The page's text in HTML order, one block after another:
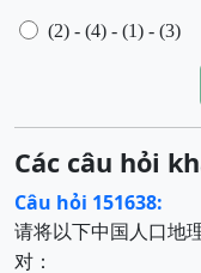
(2) - (4) - (1) - (3)
Các câu hỏi
Câu hỏi 151638:
请将以下中国人口地
对：